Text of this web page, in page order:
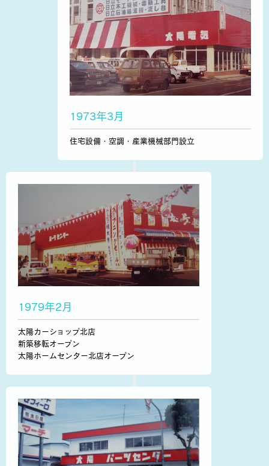
1973年3月
住宅設備・空調・産業機械部門設立
1979年2月
太陽カーショップ北店
新築移転オープン
太陽ホームセンター北店オープン